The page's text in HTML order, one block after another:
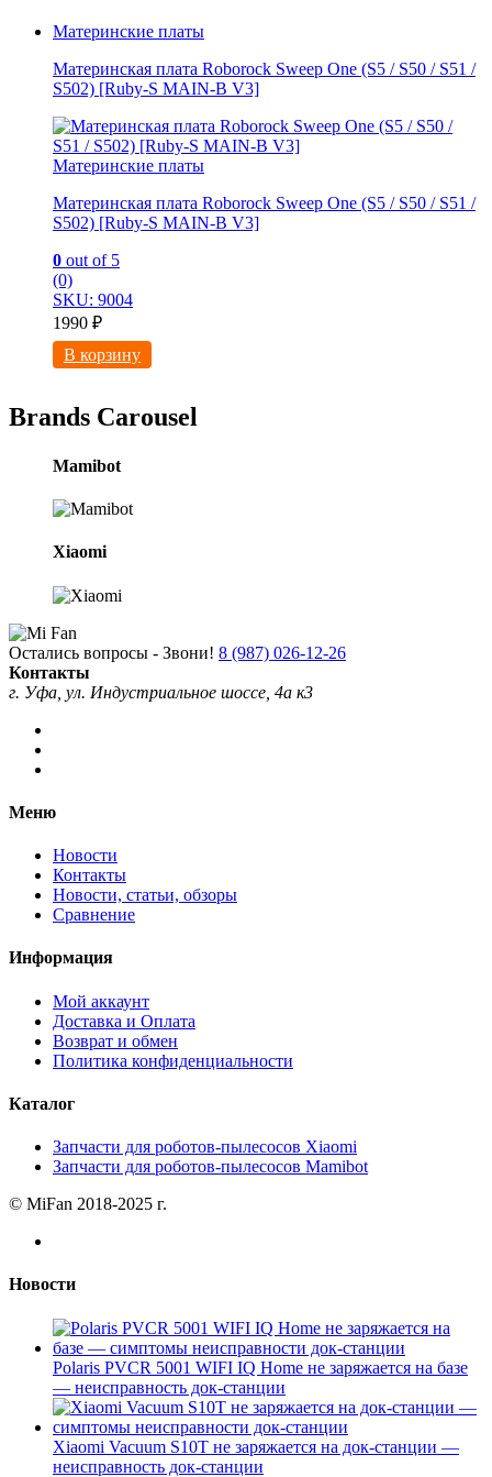
Материнские платы
Материнская плата Roborock Sweep One (S5 / S50 / S51 /
S502) [Ruby-S MAIN-B V3]
Материнские платы
Материнская плата Roborock Sweep One (S5 / S50 / S51 /
S502) [Ruby-S MAIN-B V3]
0 out of 5
(0)
SKU: 9004
1990 ₽
В корзину
Brands Carousel
Mamibot
Xiaomi
Остались вопросы - Звони! 8 (987) 026-12-26
Контакты
г. Уфа, ул. Индустриальное шоссе, 4а к3
Меню
Новости
Контакты
Новости, статьи, обзоры
Сравнение
Информация
Мой аккаунт
Доставка и Оплата
Возврат и обмен
Политика конфиденциальности
Каталог
Запчасти для роботов-пылесосов Xiaomi
Запчасти для роботов-пылесосов Mamibot
© MiFan 2018-2025 г.
Новости
Polaris PVCR 5001 WIFI IQ Home не заряжается на базе
— неисправность док-станции
Xiaomi Vacuum S10T не заряжается на док-станции —
неисправность док-станции